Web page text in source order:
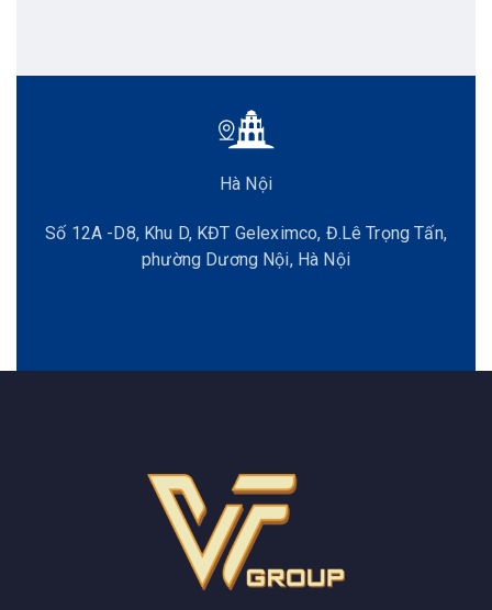
Hà Nội
Số 12A -D8, Khu D, KĐT Geleximco, Đ.Lê Trọng Tấn,
phường Dương Nội, Hà Nội